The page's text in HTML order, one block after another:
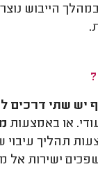
הייבוש
שתי דרכים
או באמצעות
תהליך
ישירות אל